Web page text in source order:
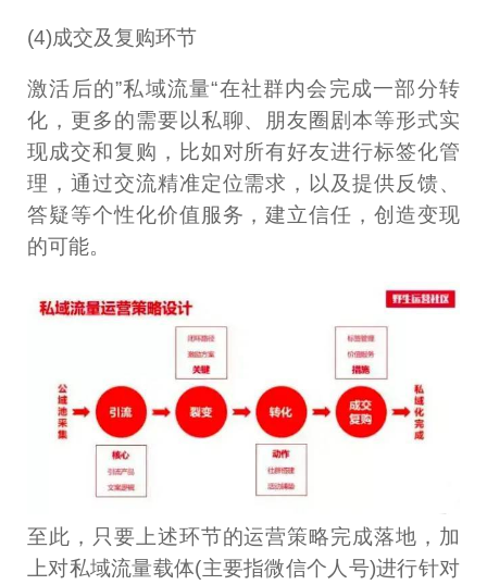
(4)成交及复购环节
激活后的”私域流量“在社群内会完成一部分转
化，更多的需要以私聊、朋友圈剧本等形式实
现成交和复购，比如对所有好友进行标签化管
理，通过交流精准定位需求，以及提供反馈、
答疑等个性化价值服务，建立信任，创造变现
的可能。
至此，只要上述环节的运营策略完成落地，加
上对私域流量载体(主要指微信个人号)进行针对